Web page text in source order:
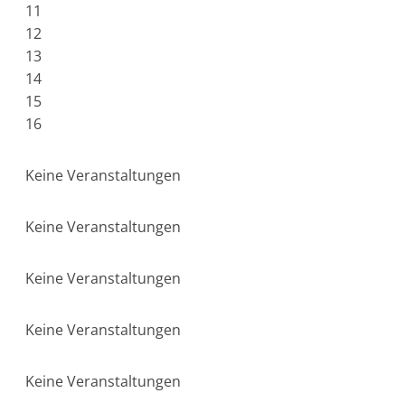
11
12
13
14
15
16
Keine Veranstaltungen
Keine Veranstaltungen
Keine Veranstaltungen
Keine Veranstaltungen
Keine Veranstaltungen